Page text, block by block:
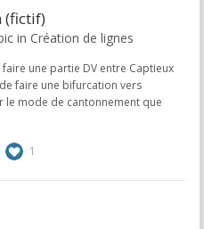
(fictif)
in Création de lignes
faire une partie DV entre Captieux
faire une bifurcation vers
le mode de cantonnement que
1